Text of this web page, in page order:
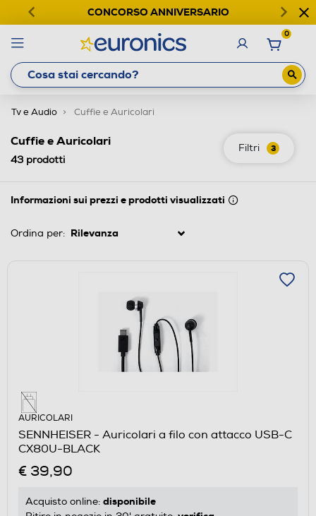
CONCORSO ANNIVERSARIO
0
Tv e Audio Cuffie e Auricolari
Filtri 3
Cuffie e Auricolari
43prodotti
Informazioni sui prezzi e prodotti visualizzati
Ordina per:
AURICOLARI
SENNHEISER - Auricolari a filo con attacco USB-C
CX80U-BLACK
€ 39,90
Acquisto online: disponibile